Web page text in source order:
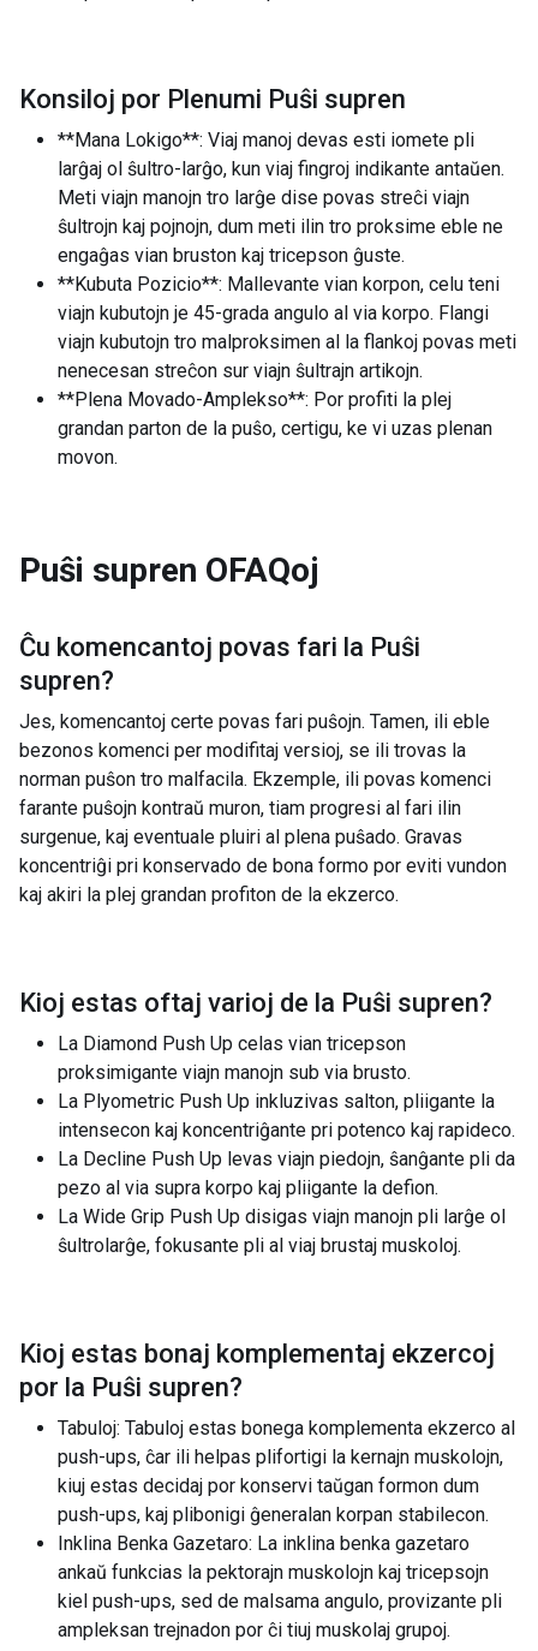
Konsiloj por Plenumi Puŝi supren
**Mana Lokigo**: Viaj manoj devas esti iomete pli
larĝaj ol ŝultro-larĝo, kun viaj fingroj indikante antaŭen.
Meti viajn manojn tro larĝe dise povas streĉi viajn
ŝultrojn kaj pojnojn, dum meti ilin tro proksime eble ne
engaĝas vian bruston kaj tricepson ĝuste.
**Kubuta Pozicio**: Mallevante vian korpon, celu teni
viajn kubutojn je 45-grada angulo al via korpo. Flangi
viajn kubutojn tro malproksimen al la flankoj povas meti
nenecesan streĉon sur viajn ŝultrajn artikojn.
**Plena Movado-Amplekso**: Por profiti la plej
grandan parton de la puŝo, certigu, ke vi uzas plenan
movon.
Puŝi supren OFAQoj
Ĉu komencantoj povas fari la Puŝi
supren?
Jes, komencantoj certe povas fari puŝojn. Tamen, ili eble
bezonos komenci per modifitaj versioj, se ili trovas la
norman puŝon tro malfacila. Ekzemple, ili povas komenci
farante puŝojn kontraŭ muron, tiam progresi al fari ilin
surgenue, kaj eventuale pluiri al plena puŝado. Gravas
koncentriĝi pri konservado de bona formo por eviti vundon
kaj akiri la plej grandan profiton de la ekzerco.
Kioj estas oftaj varioj de la Puŝi supren?
La Diamond Push Up celas vian tricepson
proksimigante viajn manojn sub via brusto.
La Plyometric Push Up inkluzivas salton, pliigante la
intensecon kaj koncentriĝante pri potenco kaj rapideco.
La Decline Push Up levas viajn piedojn, ŝanĝante pli da
pezo al via supra korpo kaj pliigante la defion.
La Wide Grip Push Up disigas viajn manojn pli larĝe ol
ŝultrolarĝe, fokusante pli al viaj brustaj muskoloj.
Kioj estas bonaj komplementaj ekzercoj
por la Puŝi supren?
Tabuloj: Tabuloj estas bonega komplementa ekzerco al
push-ups, ĉar ili helpas plifortigi la kernajn muskolojn,
kiuj estas decidaj por konservi taŭgan formon dum
push-ups, kaj plibonigi ĝeneralan korpan stabilecon.
Inklina Benka Gazetaro: La inklina benka gazetaro
ankaŭ funkcias la pektorajn muskolojn kaj tricepsojn
kiel push-ups, sed de malsama angulo, provizante pli
ampleksan trejnadon por ĉi tiuj muskolaj grupoj.